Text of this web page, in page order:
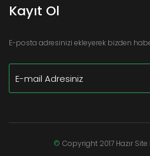
Kayıt Ol
E-posta adresinizi ekleyerek bizden
© Copyright 2017 Hazır